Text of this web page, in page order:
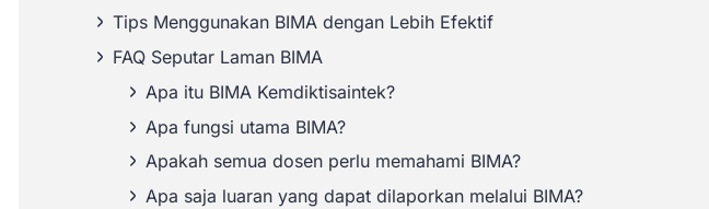
Tips Menggunakan BIMA dengan Lebih Efektif
FAQ Seputar Laman BIMA
Apa itu BIMA Kemdiktisaintek?
Apa fungsi utama BIMA?
Apakah semua dosen perlu memahami BIMA?
Apa saja luaran yang dapat dilaporkan melalui BIMA?